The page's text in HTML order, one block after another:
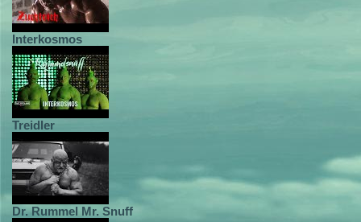
Interkosmos
Treidler
Dr. Rummel Mr. Snuff